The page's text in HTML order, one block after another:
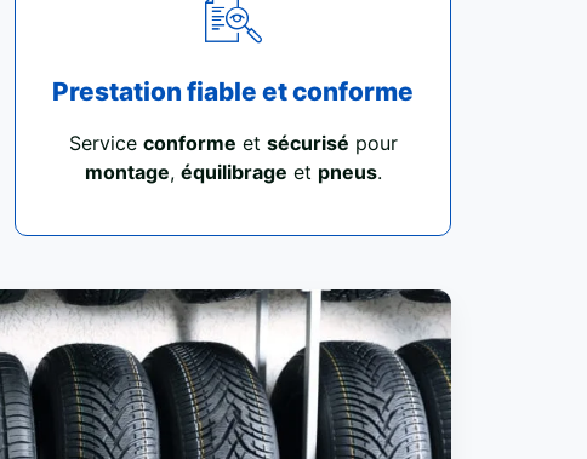
Prestation fiable et conforme
Service conforme et sécurisé pour
montage, équilibrage et pneus.